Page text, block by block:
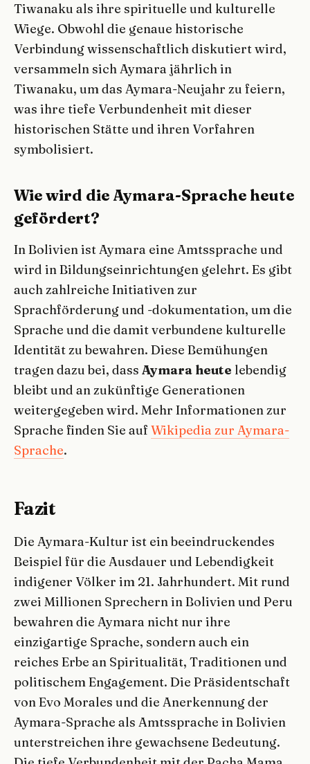
Tiwanaku als ihre spirituelle und kulturelle
Wiege. Obwohl die genaue historische
Verbindung wissenschaftlich diskutiert wird,
versammeln sich Aymara jährlich in
Tiwanaku, um das Aymara-Neujahr zu feiern,
was ihre tiefe Verbundenheit mit dieser
historischen Stätte und ihren Vorfahren
symbolisiert.
Wie wird die Aymara-Sprache heute
gefördert?
In Bolivien ist Aymara eine Amtssprache und
wird in Bildungseinrichtungen gelehrt. Es gibt
auch zahlreiche Initiativen zur
Sprachförderung und -dokumentation, um die
Sprache und die damit verbundene kulturelle
Identität zu bewahren. Diese Bemühungen
tragen dazu bei, dass Aymara heute lebendig
bleibt und an zukünftige Generationen
weitergegeben wird. Mehr Informationen zur
Sprache finden Sie auf Wikipedia zur Aymara-
Sprache.
Fazit
Die Aymara-Kultur ist ein beeindruckendes
Beispiel für die Ausdauer und Lebendigkeit
indigener Völker im 21. Jahrhundert. Mit rund
zwei Millionen Sprechern in Bolivien und Peru
bewahren die Aymara nicht nur ihre
einzigartige Sprache, sondern auch ein
reiches Erbe an Spiritualität, Traditionen und
politischem Engagement. Die Präsidentschaft
von Evo Morales und die Anerkennung der
Aymara-Sprache als Amtssprache in Bolivien
unterstreichen ihre gewachsene Bedeutung.